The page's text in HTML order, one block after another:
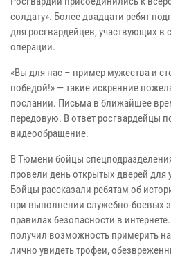
солдату». Более двадцати ребят
для росгвардейцев, участвующих в
операции.
«Вы для нас – пример мужества и
победой!» — такие искренние
послании. Письма в ближайшее
передовую. В ответ росгвардейцы
видеообращение.
В Тюмени бойцы
провели день открытых дверей
Бойцы рассказали ребятам об
при выполнении служебно-боевых
правилах безопасности в
получил возможность примерить
лично увидеть трофеи,